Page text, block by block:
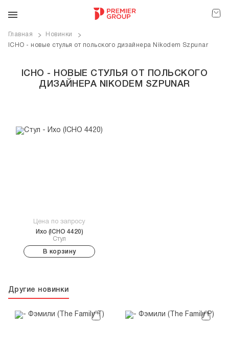
Главная
Новинки
ICHO - новые стулья от польского дизайнера Nikodem Szpunar
ICHO - НОВЫЕ СТУЛЬЯ ОТ ПОЛЬСКОГО
ДИЗАЙНЕРА NIKODEM SZPUNAR
Цена по запросу
Стул
Ихо (ICHO 4420)
В корзину
Другие новинки